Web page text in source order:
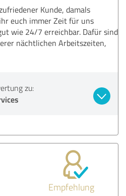
Kunde, damals
euch immer Zeit für uns
wie 24/7 erreichbar. Dafür sind
nächtlichen Arbeitszeiten,
zu:
Empfehlung